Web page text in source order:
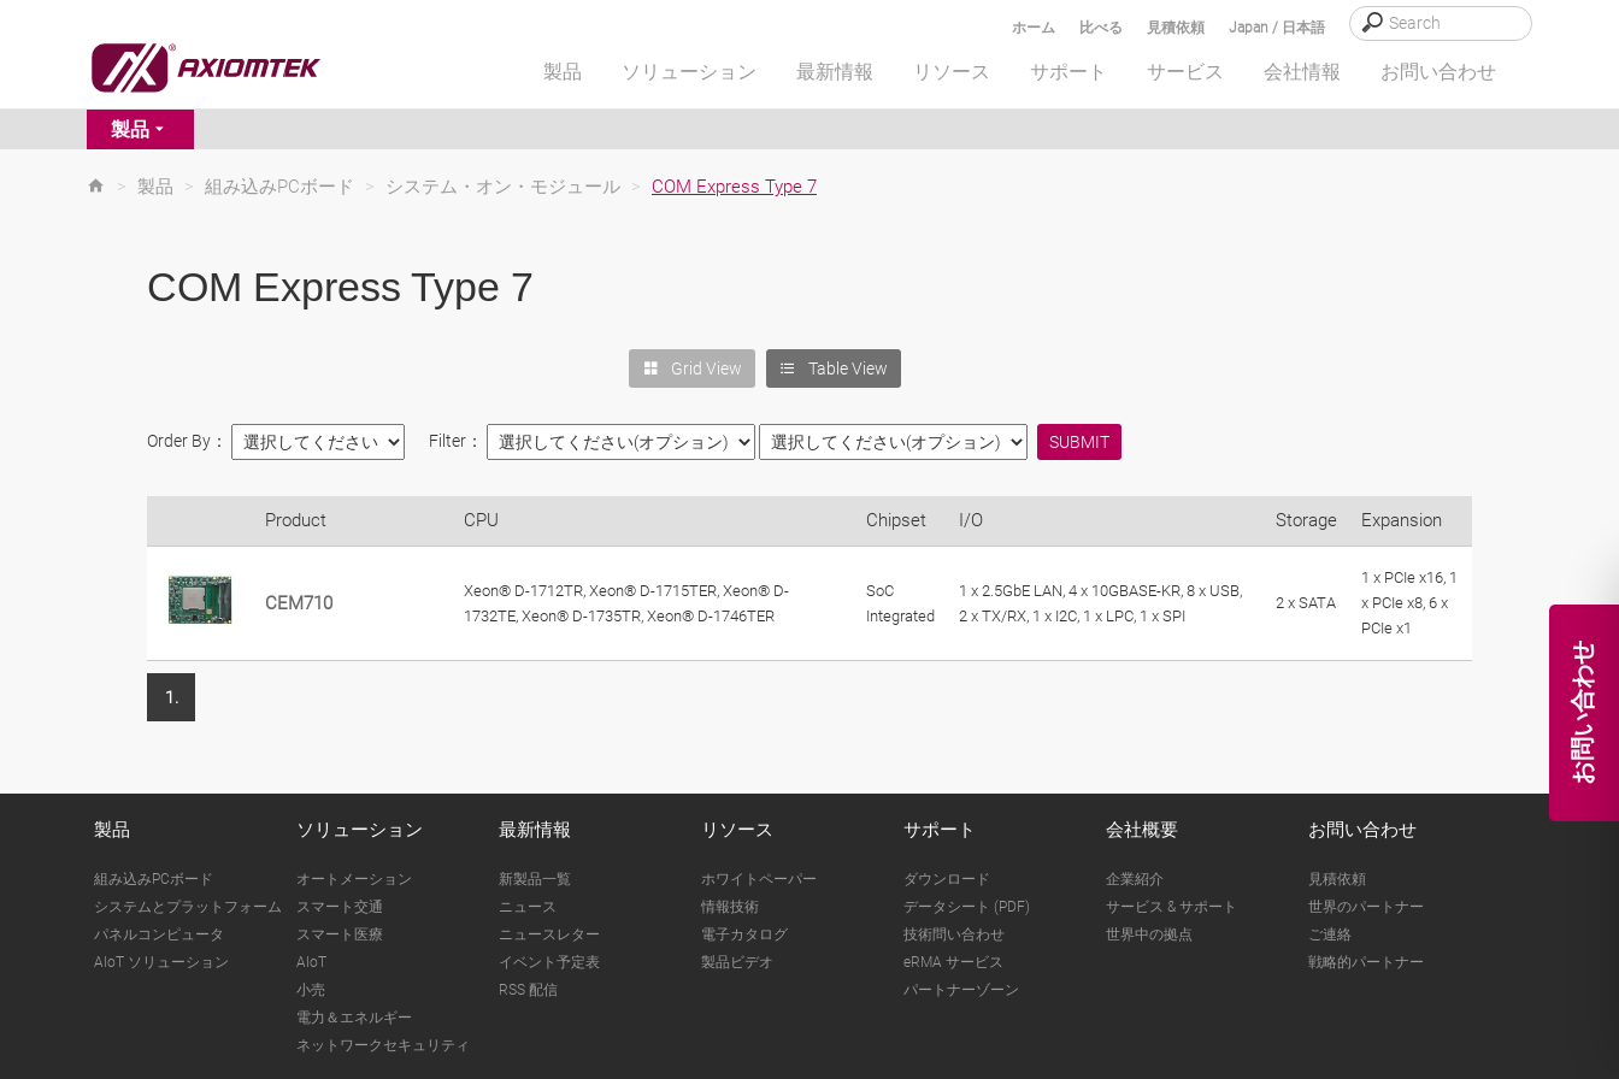
お問い合わせ
Japan / 日本語
見積依頼
比べる
ホーム
製品 ソリューション 最新情報 リソース サポート サービス 会社情報 お問い合わせ
製品
> 製品 > 組み込みPCボード > システム・オン・モジュール > COM Express Type 7
COM Express Type 7
Grid View Table View
Order By： Filter：
Product CPU Chipset I/O Storage Expansion
CEM710
Xeon® D-1712TR, Xeon® D-1715TER, Xeon® D-
1732TE, Xeon® D-1735TR, Xeon® D-1746TER
SoC
Integrated
1 x 2.5GbE LAN, 4 x 10GBASE-KR, 8 x USB,
2 x TX/RX, 1 x I2C, 1 x LPC, 1 x SPI
2 x SATA
1 x PCIe x16, 1
x PCIe x8, 6 x
PCIe x1
1.
製品
組み込みPCボード
システムとプラットフォーム
パネルコンピュータ
AIoT ソリューション
ソリューション
オートメーション
スマート交通
スマート医療
AIoT
小売
電力＆エネルギー
ネットワークセキュリティ
最新情報
新製品一覧
ニュース
ニュースレター
イベント予定表
RSS 配信
リソース
ホワイトペーパー
情報技術
電子カタログ
製品ビデオ
サポート
ダウンロード
データシート (PDF)
技術問い合わせ
eRMA サービス
パートナーゾーン
会社概要
企業紹介
サービス & サポート
世界中の拠点
お問い合わせ
見積依頼
世界のパートナー
ご連絡
戦略的パートナー